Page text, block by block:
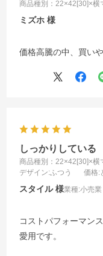
商品種別：22×42[30]×
ミズホ
価格高騰の中、買い
しっかりしている
商品種別：22×42[30]×
デザイン:ふつう 価格:
スタイル 業種:小売業
コストパフォーマンス
愛用です。